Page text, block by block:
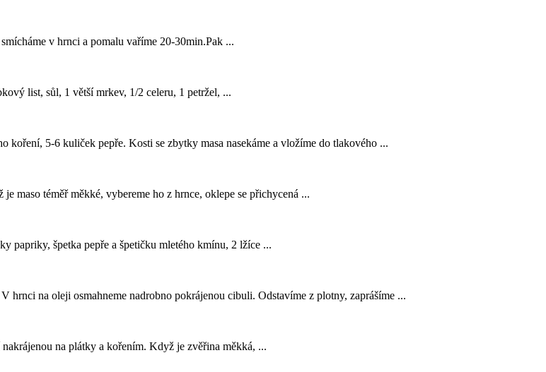
v hrnci a pomalu vaříme 20-30min.Pak ...
list, sůl, 1 větší mrkev, 1/2 celeru, 1 petržel, ...
5-6 kuliček pepře. Kosti se zbytky masa nasekáme a vložíme do tlakového ...
maso téměř měkké, vybereme ho z hrnce, oklepe se přichycená ...
papriky, špetka pepře a špetičku mletého kmínu, 2 lžíce ...
V hrnci na oleji osmahneme nadrobno pokrájenou cibuli. Odstavíme z plotny, zaprášíme ...
na plátky a kořením. Když je zvěřina měkká, ...